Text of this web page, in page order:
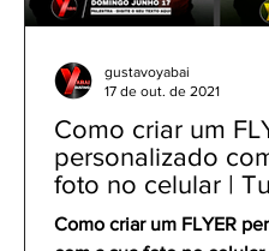
Como criar um
personalizado
foto no celular |
PicsArt app gratuito
Como criar um FLYER
gustavoyabai
17 de out. de 2021